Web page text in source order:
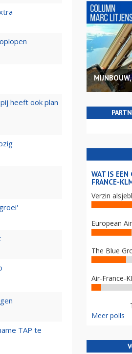
heeft ook plan
TAP te
WAT IS EEN
FRANCE-
Verzin
European
The Blue
Air-France-
Meer polls